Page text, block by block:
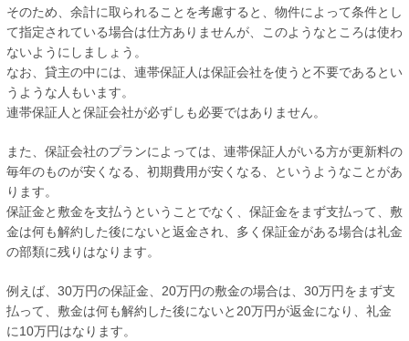
そのため、余計に取られることを考慮すると、物件によって条件とし
て指定されている場合は仕方ありませんが、このようなところは使わ
ないようにしましょう。
なお、貸主の中には、連帯保証人は保証会社を使うと不要であるとい
うような人もいます。
連帯保証人と保証会社が必ずしも必要ではありません。
また、保証会社のプランによっては、連帯保証人がいる方が更新料の
毎年のものが安くなる、初期費用が安くなる、というようなことがあ
ります。
保証金と敷金を支払うということでなく、保証金をまず支払って、敷
金は何も解約した後にないと返金され、多く保証金がある場合は礼金
の部類に残りはなります。
例えば、30万円の保証金、20万円の敷金の場合は、30万円をまず支
払って、敷金は何も解約した後にないと20万円が返金になり、礼金
に10万円はなります。